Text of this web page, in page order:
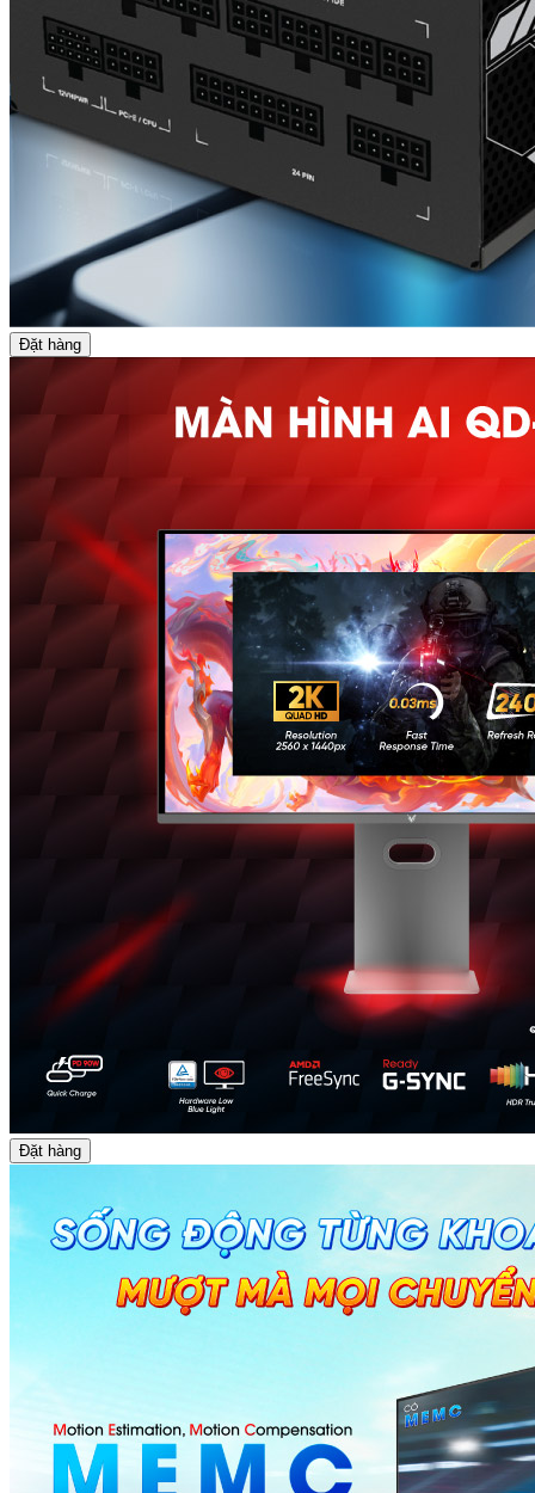
Đặt hàng
Đặt hàng